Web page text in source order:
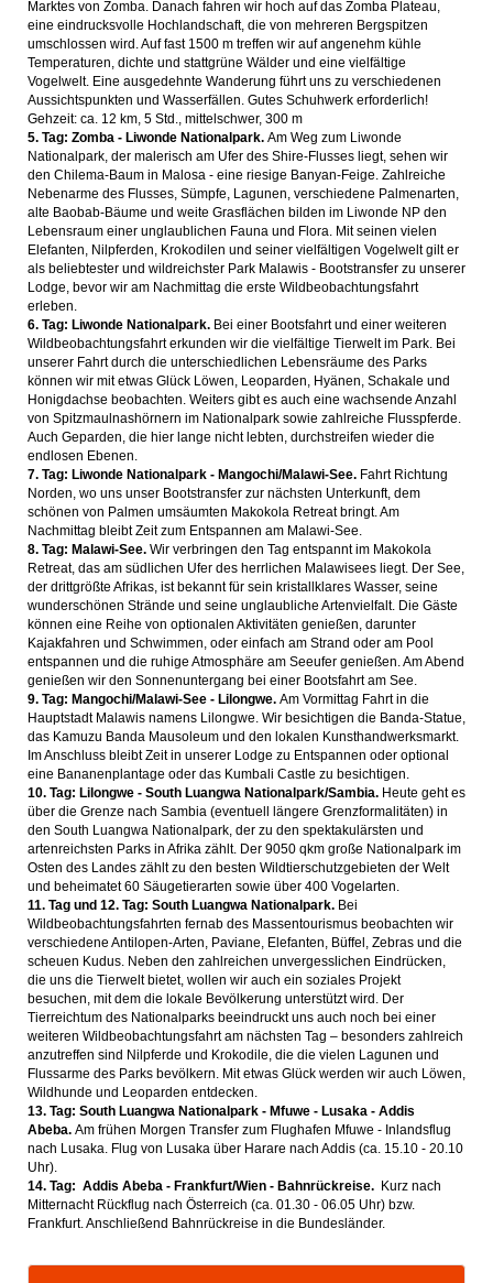
Marktes von Zomba. Danach fahren wir hoch auf das Zomba Plateau,
eine eindrucksvolle Hochlandschaft, die von mehreren Bergspitzen
umschlossen wird. Auf fast 1500 m treffen wir auf angenehm kühle
Temperaturen, dichte und stattgrüne Wälder und eine vielfältige
Vogelwelt. Eine ausgedehnte Wanderung führt uns zu verschiedenen
Aussichtspunkten und Wasserfällen. Gutes Schuhwerk erforderlich!
Gehzeit: ca. 12 km, 5 Std., mittelschwer, 300 m
5. Tag: Zomba - Liwonde Nationalpark. Am Weg zum Liwonde
Nationalpark, der malerisch am Ufer des Shire-Flusses liegt, sehen wir
den Chilema-Baum in Malosa - eine riesige Banyan-Feige. Zahlreiche
Nebenarme des Flusses, Sümpfe, Lagunen, verschiedene Palmenarten,
alte Baobab-Bäume und weite Grasflächen bilden im Liwonde NP den
Lebensraum einer unglaublichen Fauna und Flora. Mit seinen vielen
Elefanten, Nilpferden, Krokodilen und seiner vielfältigen Vogelwelt gilt er
als beliebtester und wildreichster Park Malawis - Bootstransfer zu unserer
Lodge, bevor wir am Nachmittag die erste Wildbeobachtungsfahrt
erleben.
6. Tag: Liwonde Nationalpark. Bei einer Bootsfahrt und einer weiteren
Wildbeobachtungsfahrt erkunden wir die vielfältige Tierwelt im Park. Bei
unserer Fahrt durch die unterschiedlichen Lebensräume des Parks
können wir mit etwas Glück Löwen, Leoparden, Hyänen, Schakale und
Honigdachse beobachten. Weiters gibt es auch eine wachsende Anzahl
von Spitzmaulnashörnern im Nationalpark sowie zahlreiche Flusspferde.
Auch Geparden, die hier lange nicht lebten, durchstreifen wieder die
endlosen Ebenen.
7. Tag: Liwonde Nationalpark - Mangochi/Malawi-See. Fahrt Richtung
Norden, wo uns unser Bootstransfer zur nächsten Unterkunft, dem
schönen von Palmen umsäumten Makokola Retreat bringt. Am
Nachmittag bleibt Zeit zum Entspannen am Malawi-See.
8. Tag: Malawi-See. Wir verbringen den Tag entspannt im Makokola
Retreat, das am südlichen Ufer des herrlichen Malawisees liegt. Der See,
der drittgrößte Afrikas, ist bekannt für sein kristallklares Wasser, seine
wunderschönen Strände und seine unglaubliche Artenvielfalt. Die Gäste
können eine Reihe von optionalen Aktivitäten genießen, darunter
Kajakfahren und Schwimmen, oder einfach am Strand oder am Pool
entspannen und die ruhige Atmosphäre am Seeufer genießen.Am Abend
genießen wir den Sonnenuntergang bei einer Bootsfahrt am See.
9. Tag: Mangochi/Malawi-See - Lilongwe. Am Vormittag Fahrt in die
Hauptstadt Malawis namens Lilongwe. Wir besichtigen die Banda-Statue,
das Kamuzu Banda Mausoleum und den lokalen Kunsthandwerksmarkt.
Im Anschluss bleibt Zeit in unserer Lodge zu Entspannen oder optional
eine Bananenplantage oder das Kumbali Castle zu besichtigen.
10. Tag: Lilongwe - South Luangwa Nationalpark/Sambia. Heute geht es
über die Grenze nach Sambia (eventuell längere Grenzformalitäten) in
den South Luangwa Nationalpark, der zu den spektakulärsten und
artenreichsten Parks in Afrika zählt. Der 9050 qkm große Nationalpark im
Osten des Landes zählt zu den besten Wildtierschutzgebieten der Welt
und beheimatet 60 Säugetierarten sowie über 400 Vogelarten.
11. Tag und 12. Tag: South Luangwa Nationalpark. Bei
Wildbeobachtungsfahrten fernab des Massentourismus beobachten wir
verschiedene Antilopen-Arten, Paviane, Elefanten, Büffel, Zebras und die
scheuen Kudus. Neben den zahlreichen unvergesslichen Eindrücken,
die uns die Tierwelt bietet, wollen wir auch ein soziales Projekt
besuchen, mit dem die lokale Bevölkerung unterstützt wird. Der
Tierreichtum des Nationalparks beeindruckt uns auch noch bei einer
weiteren Wildbeobachtungsfahrt am nächsten Tag – besonders zahlreich
anzutreffen sind Nilpferde und Krokodile, die die vielen Lagunen und
Flussarme des Parks bevölkern. Mit etwas Glück werden wir auch Löwen,
Wildhunde und Leoparden entdecken.
13. Tag: South Luangwa Nationalpark - Mfuwe - Lusaka - Addis
Abeba. Am frühen Morgen Transfer zum Flughafen Mfuwe - Inlandsflug
nach Lusaka. Flug von Lusaka über Harare nach Addis (ca. 15.10 - 20.10
Uhr).
14. Tag: Addis Abeba - Frankfurt/Wien - Bahnrückreise. Kurz nach
Mitternacht Rückflug nach Österreich (ca. 01.30 - 06.05 Uhr) bzw.
Frankfurt. Anschließend Bahnrückreise in die Bundesländer.